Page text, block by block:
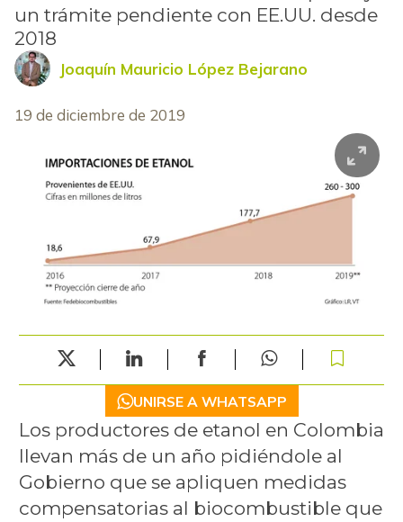
un trámite pendiente con EE.UU. desde
2018
Joaquín Mauricio López Bejarano
19 de diciembre de 2019
UNIRSE A WHATSAPP
Los productores de etanol en Colombia
llevan más de un año pidiéndole al
Gobierno que se apliquen medidas
compensatorias al biocombustible que